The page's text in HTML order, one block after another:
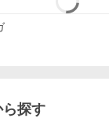
ら探す